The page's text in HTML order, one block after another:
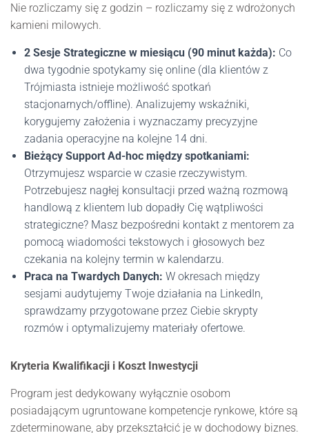
Nie rozliczamy się z godzin – rozliczamy się z wdrożonych
kamieni milowych.
2 Sesje Strategiczne w miesiącu (90 minut każda): Co
dwa tygodnie spotykamy się online (dla klientów z
Trójmiasta istnieje możliwość spotkań
stacjonarnych/offline). Analizujemy wskaźniki,
korygujemy założenia i wyznaczamy precyzyjne
zadania operacyjne na kolejne 14 dni.
Bieżący Support Ad-hoc między spotkaniami:
Otrzymujesz wsparcie w czasie rzeczywistym.
Potrzebujesz nagłej konsultacji przed ważną rozmową
handlową z klientem lub dopadły Cię wątpliwości
strategiczne? Masz bezpośredni kontakt z mentorem za
pomocą wiadomości tekstowych i głosowych bez
czekania na kolejny termin w kalendarzu.
Praca na Twardych Danych: W okresach między
sesjami audytujemy Twoje działania na LinkedIn,
sprawdzamy przygotowane przez Ciebie skrypty
rozmów i optymalizujemy materiały ofertowe.
Kryteria Kwalifikacji i Koszt Inwestycji
Program jest dedykowany wyłącznie osobom
posiadającym ugruntowane kompetencje rynkowe, które są
zdeterminowane, aby przekształcić je w dochodowy biznes.